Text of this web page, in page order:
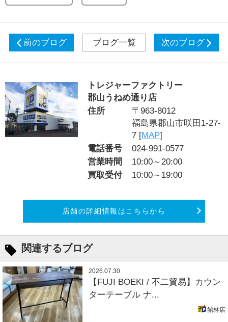
前のブログ ブログ一覧 次のブログ
トレジャーファクトリー
郡山うねめ通り店
住所
〒963-8012
福島県郡山市咲田1-27-
7 [MAP]
電話番号
024-991-0577
営業時間
10:00～20:00
買取受付
10:00～19:00
店舗の詳細情報はこちらから
関連するブログ
2026.07.30
【FUJI BOEKI / 不二貿易】カウン
ターテーブル ナ...
館林店